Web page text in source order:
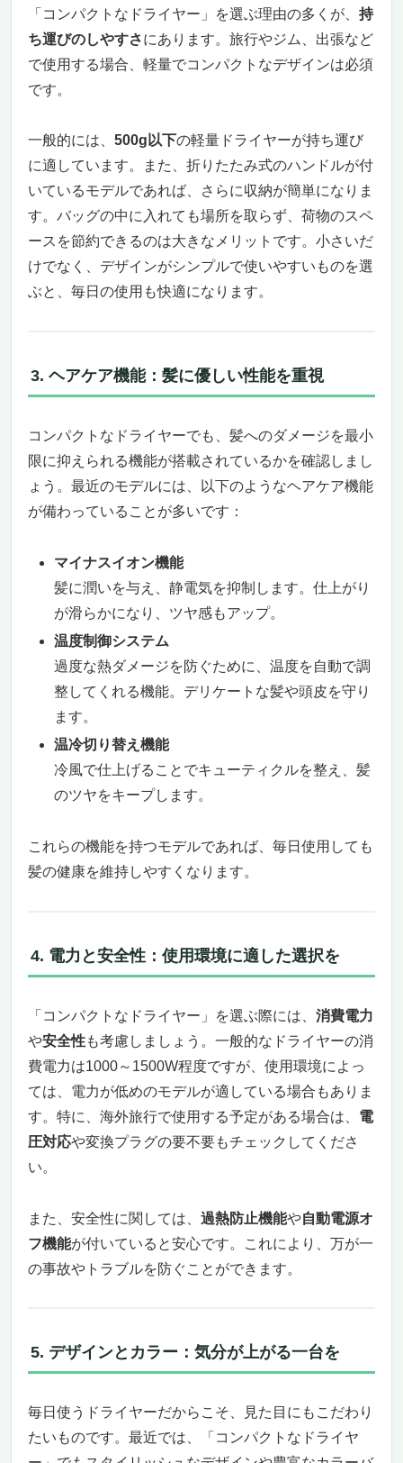
速乾性とパワーで目立つパフォーマンス
温度と風速のカスタマイズ可能性
革新的なイオン技術で髪に潤いを
ナノイー技術がもたらす美髪効果
軽量＆コンパクトで使いやすいデザイン
スピーディに乾燥できる速乾ノズル
静電気を抑える美髪ケア機能
信頼のパナソニック品質と美しいデザイン
美髪と快適さを両立する一台を今すぐ手に入
れよう
ReFa BEAUTECH DRYER SMART: 高速乾燥と
革新的な技術で髪と頭皮を守る
プロフェッショナルな仕上がりのためのモー
Dyson(ダイソン) ドライヤー Dyson
Supersonic™ヘアドライヤー 大風量 速乾
(HD08 ULF BBN ENT) ブラック／ニッケル 【2
年間のメーカー保証 (ご購入製品の登録が必
SALONIA サロニア エアトリートメント ドライ
ヤー 大風量 速乾 軽量 ヘアドライヤー​ グラフ
ァイトブラック​ 【Amazon.co.jp限定】
「コンパクトなドライヤー」を選ぶ理由の多くが、 持
ち運びのしやすさにあります。旅行やジム、出張など
で使用する場合、軽量でコンパクトなデザインは必須
です。
一般的には、 500g以下の軽量ドライヤーが持ち運び
に適しています。また、折りたたみ式のハンドルが付
いているモデルであれば、さらに収納が簡単になりま
す。バッグの中に入れても場所を取らず、荷物のスペ
ースを節約できるのは大きなメリットです。小さいだ
けでなく、デザインがシンプルで使いやすいものを選
ぶと、毎日の使用も快適になります。
3. ヘアケア機能：髪に優しい性能を重視
コンパクトなドライヤーでも、髪へのダメージを最小
限に抑えられる機能が搭載されているかを確認しまし
ょう。最近のモデルには、以下のようなヘアケア機能
が備わっていることが多いです：
マイナスイオン機能
髪に潤いを与え、静電気を抑制します。仕上がり
が滑らかになり、ツヤ感もアップ。
温度制御システム
過度な熱ダメージを防ぐために、温度を自動で調
整してくれる機能。デリケートな髪や頭皮を守り
ます。
温冷切り替え機能
冷風で仕上げることでキューティクルを整え、髪
のツヤをキープします。
これらの機能を持つモデルであれば、毎日使用しても
髪の健康を維持しやすくなります。
4. 電力と安全性：使用環境に適した選択を
「コンパクトなドライヤー」を選ぶ際には、 消費電力
や安全性も考慮しましょう。一般的なドライヤーの消
費電力は1000～1500W程度ですが、使用環境によっ
ては、電力が低めのモデルが適している場合もありま
す。特に、海外旅行で使用する予定がある場合は、 電
圧対応や変換プラグの要不要もチェックしてくださ
い。
また、安全性に関しては、 過熱防止機能や自動電源オ
フ機能が付いていると安心です。これにより、万が一
の事故やトラブルを防ぐことができます。
5. デザインとカラー：気分が上がる一台を
毎日使うドライヤーだからこそ、見た目にもこだわり
たいものです。最近では、「コンパクトなドライヤ